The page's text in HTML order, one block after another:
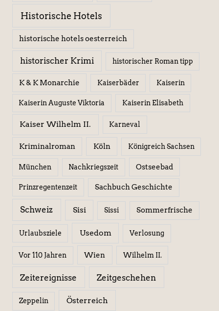
Historische Hotels
historische hotels oesterreich
historischer Krimi historischer Roman tipp
K & K Monarchie Kaiserbäder Kaiserin
Kaiserin Auguste Viktoria Kaiserin Elisabeth
Kaiser Wilhelm II. Karneval
Kriminalroman Köln Königreich Sachsen
München Nachkriegszeit Ostseebad
Prinzregentenzeit Sachbuch Geschichte
Schweiz Sisi Sissi Sommerfrische
Urlaubsziele Usedom Verlosung
Vor 110 Jahren Wien Wilhelm II.
Zeitereignisse Zeitgeschehen
Zeppelin Österreich